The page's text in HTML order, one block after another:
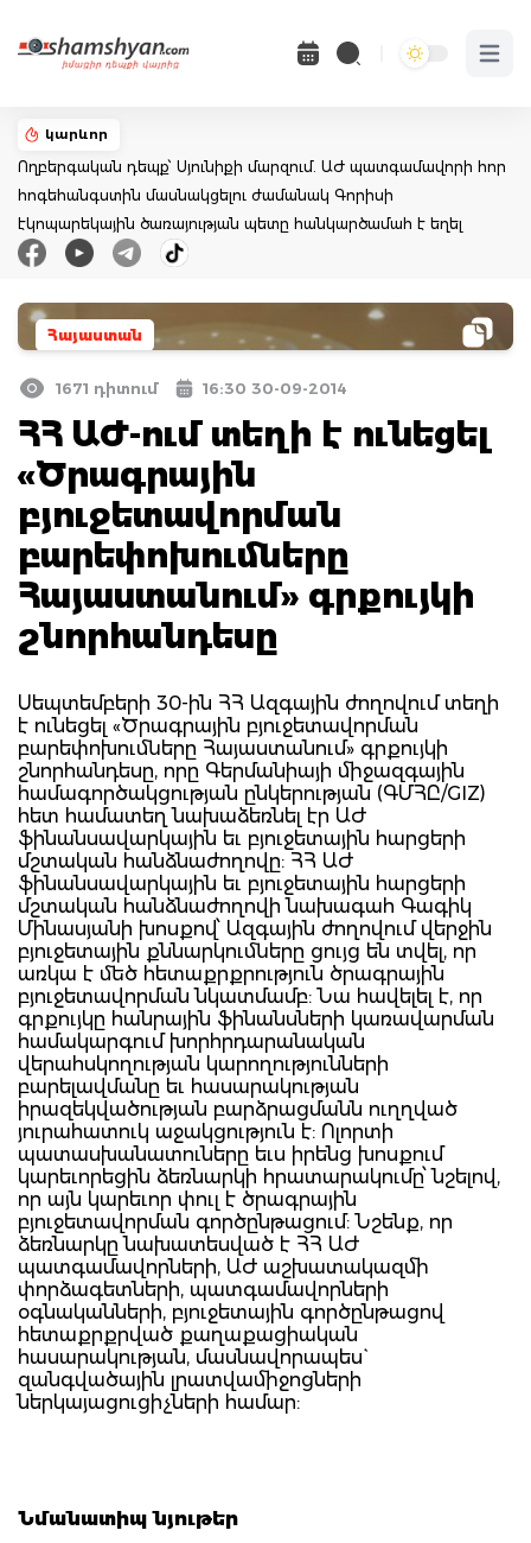
Open
կարևոր
Ողբերգական դեպք՝ Սյունիքի մարզում. ԱԺ պատգամավորի հոր
հոգեհանգստին մասնակցելու ժամանակ Գորիսի
էկոպարեկային ծառայության պետը հանկարծամահ է եղել
Հայաստան
1671 դիտում 16:30 30-09-2014
ՀՀ ԱԺ-ում տեղի է ունեցել
«Ծրագրային
բյուջետավորման
բարեփոխումները
Հայաստանում» գրքույկի
շնորհանդեսը
Սեպտեմբերի 30-ին ՀՀ Ազգային ժողովում տեղի
է ունեցել «Ծրագրային բյուջետավորման
բարեփոխումները Հայաստանում» գրքույկի
շնորհանդեսը, որը Գերմանիայի միջազգային
համագործակցության ընկերության (ԳՄՀԸ/GIZ)
հետ համատեղ նախաձեռնել էր ԱԺ
ֆինանսավարկային եւ բյուջետային հարցերի
մշտական հանձնաժողովը: ՀՀ ԱԺ
ֆինանսավարկային եւ բյուջետային հարցերի
մշտական հանձնաժողովի նախագահ Գագիկ
Մինասյանի խոսքով՝ Ազգային ժողովում վերջին
բյուջետային քննարկումները ցույց են տվել, որ
առկա է մեծ հետաքրքրություն ծրագրային
բյուջետավորման նկատմամբ: Նա հավելել է, որ
գրքույկը հանրային ֆինանսների կառավարման
համակարգում խորհրդարանական
վերահսկողության կարողությունների
բարելավմանը եւ հասարակության
իրազեկվածության բարձրացմանն ուղղված
յուրահատուկ աջակցություն է: Ոլորտի
պատասխանատուները եւս իրենց խոսքում
կարեւորեցին ձեռնարկի հրատարակումը՝ նշելով,
որ այն կարեւոր փուլ է ծրագրային
բյուջետավորման գործընթացում: Նշենք, որ
ձեռնարկը նախատեսված է ՀՀ ԱԺ
պատգամավորների, ԱԺ աշխատակազմի
փորձագետների, պատգամավորների
օգնականների, բյուջետային գործընթացով
հետաքրքրված քաղաքացիական
հասարակության, մասնավորապես`
զանգվածային լրատվամիջոցների
ներկայացուցիչների համար:
Նմանատիպ նյութեր